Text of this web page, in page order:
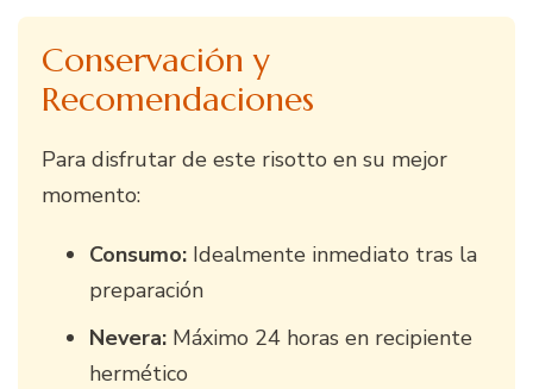
Conservación y
Recomendaciones
Para disfrutar de este risotto en su mejor
momento:
Consumo: Idealmente inmediato tras la
preparación
Nevera: Máximo 24 horas en recipiente
hermético